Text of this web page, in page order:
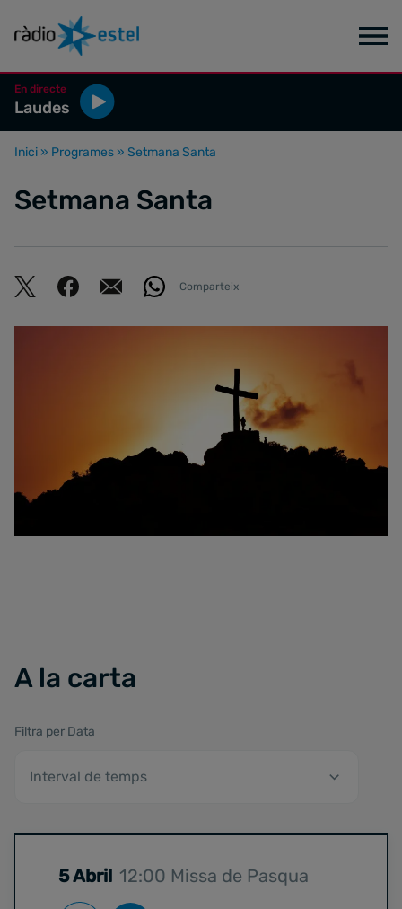
En directe
Laudes
Inici » Programes » Setmana Santa
Setmana Santa
Comparteix
A la carta
5 Abril 12:00 Missa de Pasqua
Filtra per Data